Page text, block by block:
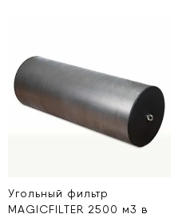
Угольный фильтр
MAGICFILTER 2500 м3 в